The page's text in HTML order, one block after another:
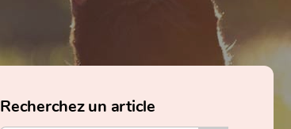
Recherchez un article